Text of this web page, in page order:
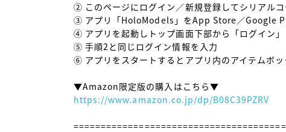
② このページにログイン／新規登録してシリアルコ
③ アプリ「HoloModels」をApp Store／Google
④ アプリを起動しトップ画面下部から「ログイン」
⑤ 手順2と同じログイン情報を入力
⑥ アプリをスタートするとアプリ内のアイテムボ
https://www.amazon.co.jp/dp/B08C39PZRV